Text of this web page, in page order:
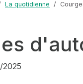
La quotidienne
2025